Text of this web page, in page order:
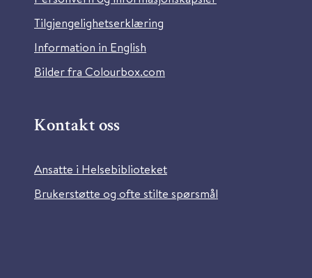
Tilgjengelighetserklæring
Information in English
Bilder fra Colourbox.com
Kontakt oss
Ansatte i Helsebiblioteket
Brukerstøtte og ofte stilte spørsmål